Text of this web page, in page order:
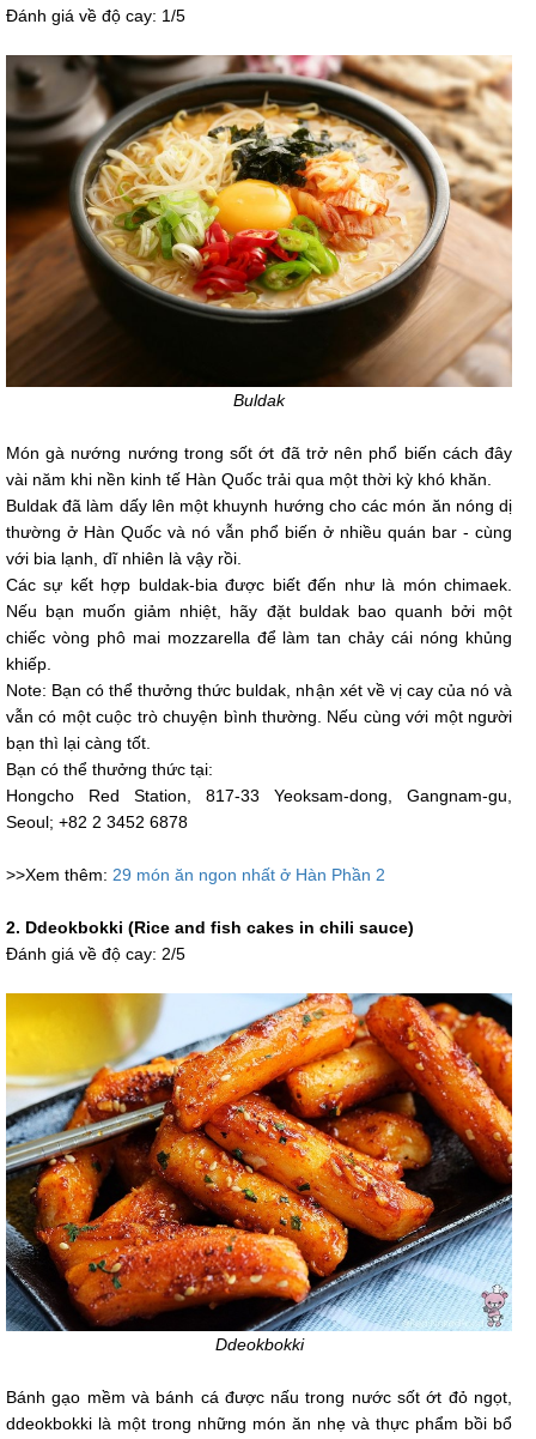
Đánh giá về độ cay: 1/5
Buldak
Món gà nướng nướng trong sốt ớt đã trở nên phổ biến cách đây
vài năm khi nền kinh tế Hàn Quốc trải qua một thời kỳ khó khăn.
Buldak đã làm dấy lên một khuynh hướng cho các món ăn nóng dị
thường ở Hàn Quốc và nó vẫn phổ biến ở nhiều quán bar - cùng
với bia lạnh, dĩ nhiên là vậy rồi.
Các sự kết hợp buldak-bia được biết đến như là món chimaek.
Nếu bạn muốn giảm nhiệt, hãy đặt buldak bao quanh bởi một
chiếc vòng phô mai mozzarella để làm tan chảy cái nóng khủng
khiếp.
Note: Bạn có thể thưởng thức buldak, nhận xét về vị cay của nó và
vẫn có một cuộc trò chuyện bình thường. Nếu cùng với một người
bạn thì lại càng tốt.
Bạn có thể thưởng thức tại:
Hongcho Red Station, 817-33 Yeoksam-dong, Gangnam-gu,
Seoul; +82 2 3452 6878
>>Xem thêm: 29 món ăn ngon nhất ở Hàn Phần 2
2. Ddeokbokki (Rice and fish cakes in chili sauce)
Đánh giá về độ cay: 2/5
Ddeokbokki
Bánh gạo mềm và bánh cá được nấu trong nước sốt ớt đỏ ngọt,
ddeokbokki là một trong những món ăn nhẹ và thực phẩm bồi bổ